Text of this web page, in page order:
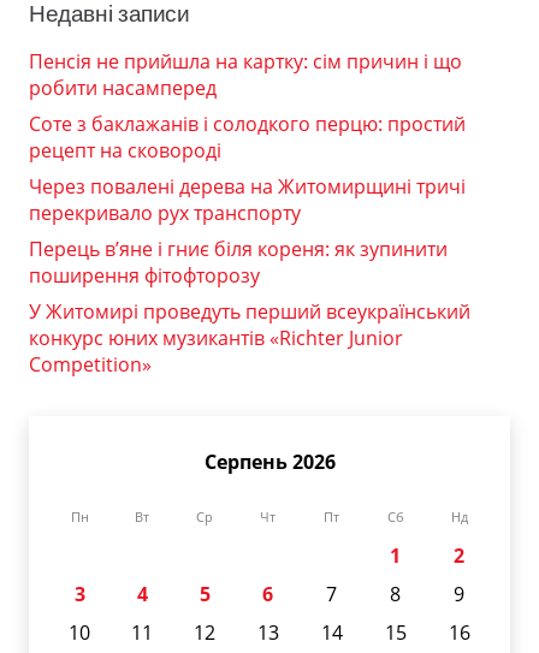
Недавні записи
Пенсія не прийшла на картку: сім причин і що
робити насамперед
Соте з баклажанів і солодкого перцю: простий
рецепт на сковороді
Через повалені дерева на Житомирщині тричі
перекривало рух транспорту
Перець в’яне і гниє біля кореня: як зупинити
поширення фітофторозу
У Житомирі проведуть перший всеукраїнський
конкурс юних музикантів «Richter Junior
Competition»
Серпень 2026
Пн Вт Ср Чт Пт Сб Нд
1
2
3
4 5 6 7 8
9
10
11 12 13 14 15
16